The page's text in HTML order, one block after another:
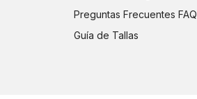
Preguntas Frecuentes FAQ
Guía de Tallas